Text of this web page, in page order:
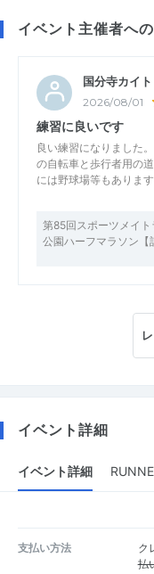
イベント主催者へ
国分寺カイト
2026/08/01
練習に良いです
良い練習になりました
の自転車と歩行者用の
には野球場等もありま
第85回スポーツメイト
公園ハーフマラソン【
イベント詳細
イベント詳細
支払い方法 ク
払